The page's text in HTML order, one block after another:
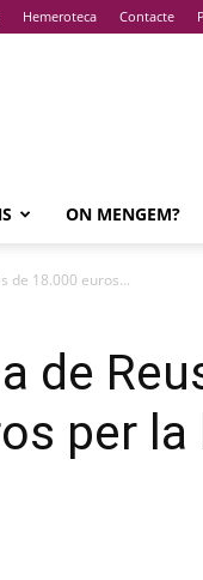
Hemeroteca Contacte
ON MENGEM?
de 18.000 euros...
de
per